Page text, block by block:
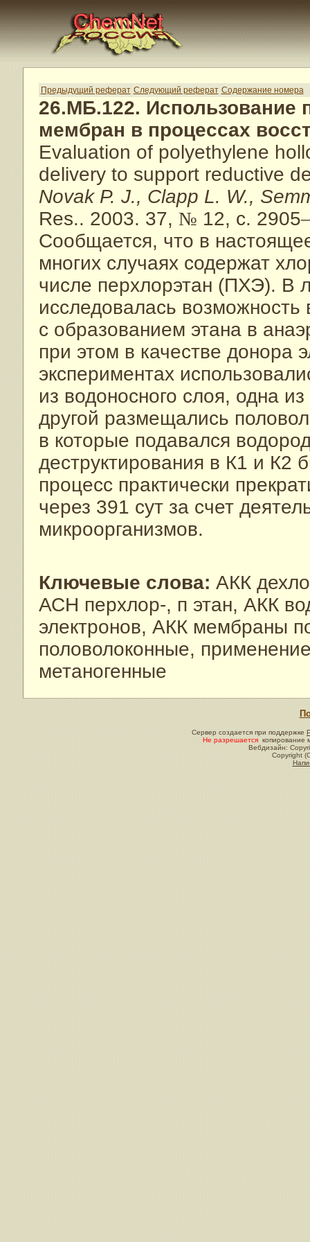
Предыдущий реферат Следующий реферат Содержание номера
26.МБ.122. Использование
мембран в процессах
Evaluation of polyethylene
delivery to support reductive
Novak P. J., Clapp L. W.,
Res.. 2003. 37, № 12, с. 2905–
Сообщается, что в
многих случаях содержат
числе перхлорэтан (ПХЭ). В
исследовалась
с образованием этана в
при этом в качестве донора
экспериментах
из водоносного слоя, одна
другой размещались
в которые подавался
деструктирования в К1 и К2
процесс практически
через 391 сут за счет
микроорганизмов.
Ключевые слова: АКК
АСН перхлор-, п этан, АКК
электронов, АКК мембраны
половолоконные,
метаногенные
Сервер создается при поддержке
Не разрешается копирование
Вебдизайн:
Copyright